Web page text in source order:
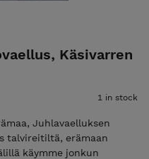
Käsivarren
1 in stock
Juhlavaelluksen
talvireitiltä, erämaan
käymme jonkun